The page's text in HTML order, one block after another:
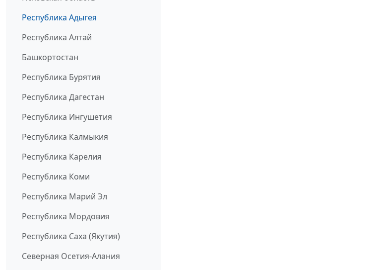
Республика Адыгея
Республика Алтай
Башкортостан
Республика Бурятия
Республика Дагестан
Республика Ингушетия
Республика Калмыкия
Республика Карелия
Республика Коми
Республика Марий Эл
Республика Мордовия
Республика Саха (Якутия)
Северная Осетия-Алания